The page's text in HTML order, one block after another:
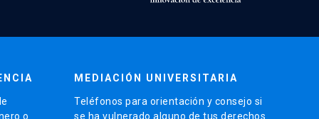
o
MEDIACIÓN UNIVERSITARIA
Teléfonos para orientación y consejo si
se ha vulnerado alguno de tus derechos